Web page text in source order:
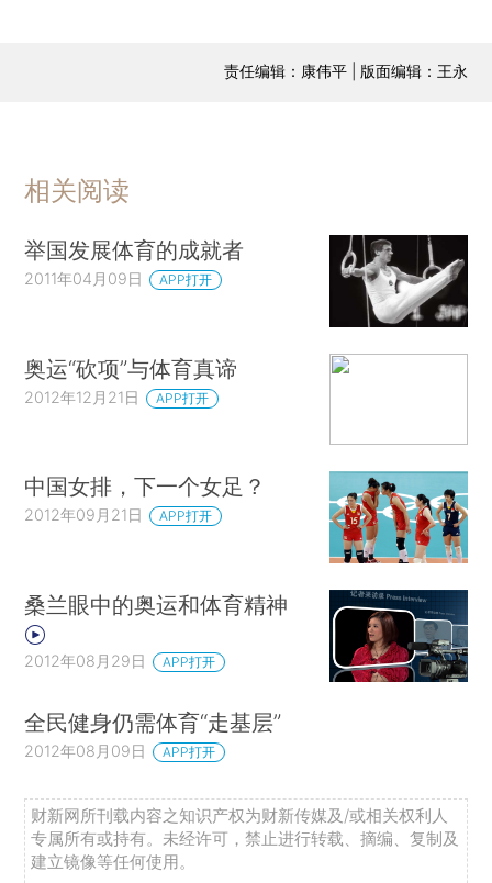
责任编辑：康伟平 | 版面编辑：王永
相关阅读
举国发展体育的成就者
2011年04月09日 APP打开
奥运“砍项”与体育真谛
2012年12月21日 APP打开
中国女排，下一个女足？
2012年09月21日 APP打开
桑兰眼中的奥运和体育精神
2012年08月29日 APP打开
全民健身仍需体育“走基层”
2012年08月09日 APP打开
财新网所刊载内容之知识产权为财新传媒及/或相关权利人
专属所有或持有。未经许可，禁止进行转载、摘编、复制及
建立镜像等任何使用。